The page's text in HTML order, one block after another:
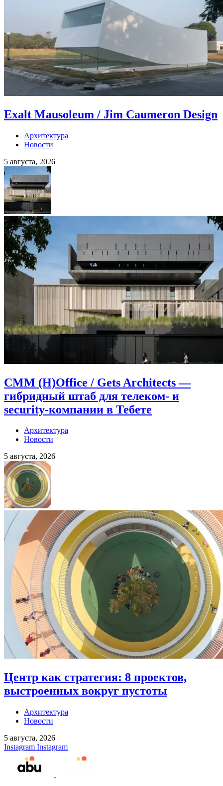
Exalt Mausoleum / Jim Caumeron Design
Архитектура
Новости
5 августа, 2026
CMM (H)Office / Gets Architects —
гибридный штаб для телеком- и
security-компании в Тебете
Архитектура
Новости
5 августа, 2026
Центр как стратегия: 8 проектов,
выстроенных вокруг пустоты
Архитектура
Новости
5 августа, 2026
Instagram Instagram